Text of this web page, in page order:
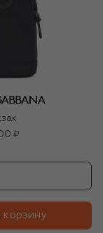
₽
корзину